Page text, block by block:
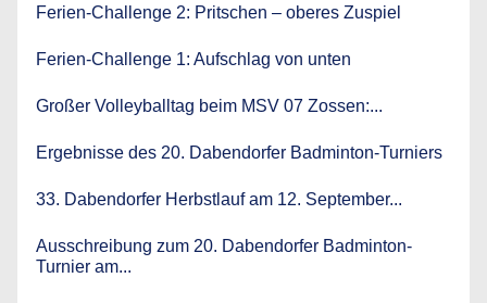
Ferien-Challenge 2: Pritschen – oberes Zuspiel
Ferien-Challenge 1: Aufschlag von unten
Großer Volleyballtag beim MSV 07 Zossen:...
Ergebnisse des 20. Dabendorfer Badminton-Turniers
33. Dabendorfer Herbstlauf am 12. September...
Ausschreibung zum 20. Dabendorfer Badminton-
Turnier am...